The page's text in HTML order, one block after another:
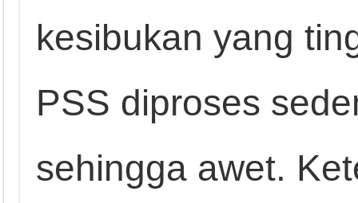
kesibukan yang
PSS diproses
sehingga awet.